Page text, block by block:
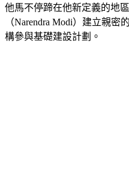
他馬不停蹄在他新定義的地
（Narendra Modi）建立親
構參與基礎建設計劃。